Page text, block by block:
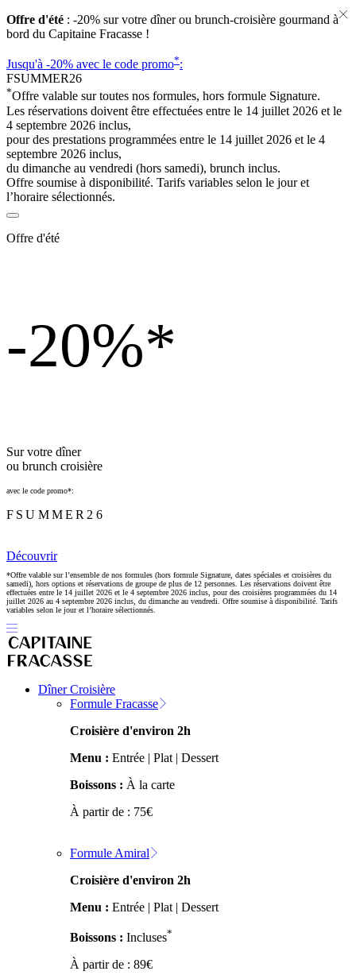
Offre d'été : -20% sur votre dîner ou brunch-croisière gourmand à
bord du Capitaine Fracasse !
Jusqu'à -20% avec le code promo*:
FSUMMER26
*Offre valable sur toutes nos formules, hors formule Signature.
Les réservations doivent être effectuées entre le 14 juillet 2026 et le
4 septembre 2026 inclus,
pour des prestations programmées entre le 14 juillet 2026 et le 4
septembre 2026 inclus,
du dimanche au vendredi (hors samedi), brunch inclus.
Offre soumise à disponibilité. Tarifs variables selon le jour et
l’horaire sélectionnés.
Offre d'été
-20%*
Sur votre dîner
ou brunch croisière
avec le code promo*:
FSUMMER26
Découvrir
*Offre valable sur l’ensemble de nos formules (hors formule Signature, dates spéciales et croisières du
samedi), hors options et réservations de groupe de plus de 12 personnes. Les réservations doivent être
effectuées entre le 14 juillet 2026 et le 4 septembre 2026 inclus, pour des croisières programmées du 14
juillet 2026 au 4 septembre 2026 inclus, du dimanche au vendredi. Offre soumise à disponibilité. Tarifs
variables selon le jour et l’horaire sélectionnés.
Dîner Croisière
Formule Fracasse
Croisière d'environ 2h
Menu : Entrée | Plat | Dessert
Boissons : À la carte
À partir de : 75€
Formule Amiral
Croisière d'environ 2h
Menu : Entrée | Plat | Dessert
Boissons : Incluses*
À partir de : 89€